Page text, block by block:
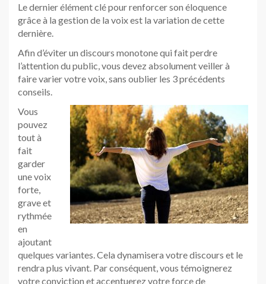
Le dernier élément clé pour renforcer son éloquence
grâce à la gestion de la voix est la variation de cette
dernière.
Afin d’éviter un discours monotone qui fait perdre
l’attention du public, vous devez absolument veiller à
faire varier votre voix, sans oublier les 3 précédents
conseils.
Vous
pouvez
tout à
fait
garder
une voix
forte,
grave et
rythmée
en
ajoutant
quelques variantes. Cela dynamisera votre discours et le
rendra plus vivant. Par conséquent, vous témoignerez
votre conviction et accentuerez votre force de